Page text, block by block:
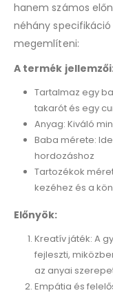
hanem számos
néhány
megemlíteni:
A termék
Tartalmaz egy
takarót és egy
Anyag: Kiváló
Baba mérete:
hordozáshoz
Tartozékok
kezéhez és a
Előnyök:
Kreatív játék: A
fejleszti,
az anyai
Empátia és